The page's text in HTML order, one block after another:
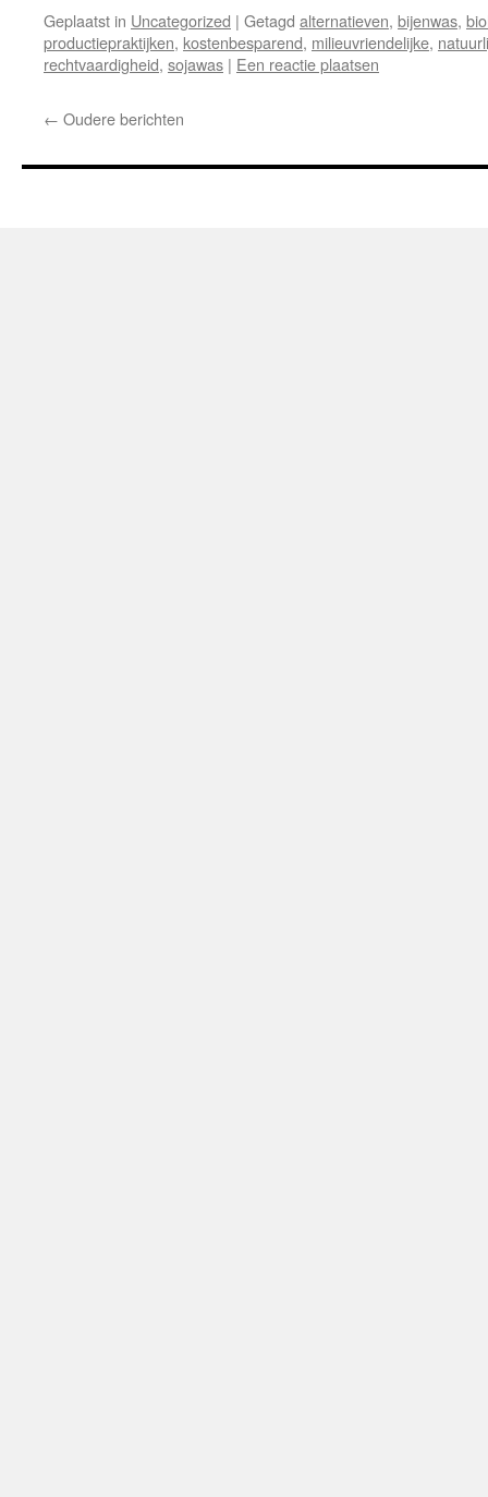
Geplaatst in Uncategorized | Getagd alternatieven, bijenwas,
productiepraktijken, kostenbesparend, milieuvriendelijke,
rechtvaardigheid, sojawas | Een reactie plaatsen
← Oudere berichten